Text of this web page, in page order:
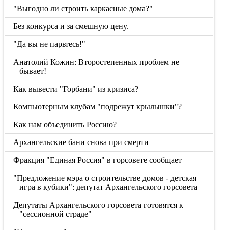
"Выгодно ли строить каркасные дома?"
Без конкурса и за смешную цену.
"Да вы не парьтесь!"
Анатолий Кожин: Второстепенных проблем не
бывает!
Как вывести "Горбани" из кризиса?
Компьютерным клубам "подрежут крылышки"?
Как нам объединить Россию?
Архангельские бани снова при смерти
Фракция "Единая Россия" в горсовете сообщает
"Предложение мэра о строительстве домов - детская
игра в кубики": депутат Архангельского горсовета
Депутаты Архангельского горсовета готовятся к
"сессионной страде"